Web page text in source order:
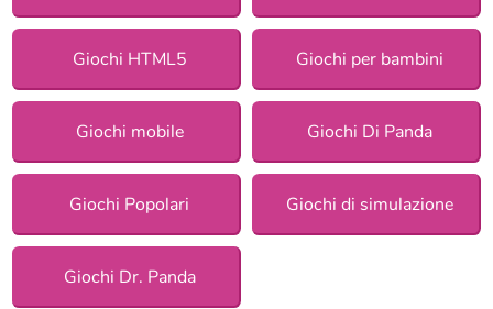
Giochi HTML5 Giochi per bambini
Giochi mobile Giochi Di Panda
Giochi Popolari Giochi di simulazione
Giochi Dr. Panda